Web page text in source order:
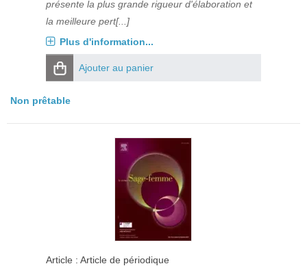
présente la plus grande rigueur d'élaboration et
la meilleure pert[...]
Plus d'information...
Ajouter au panier
Non prêtable
Article : Article de périodique